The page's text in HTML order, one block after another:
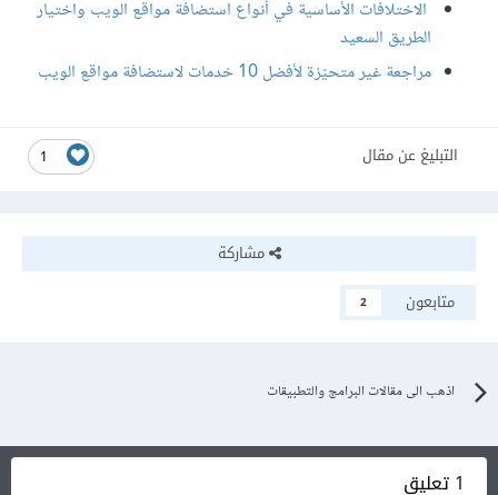
الاختلافات الأساسية في أنواع استضافة مواقع الويب واختيار
الطريق السعيد
مراجعة غير متحيّزة لأفضل 10 خدمات لاستضافة مواقع الويب
1 التبليغ عن مقال
مشاركة
متابعون
2
اذهب الى مقالات البرامج والتطبيقات
1 تعليق